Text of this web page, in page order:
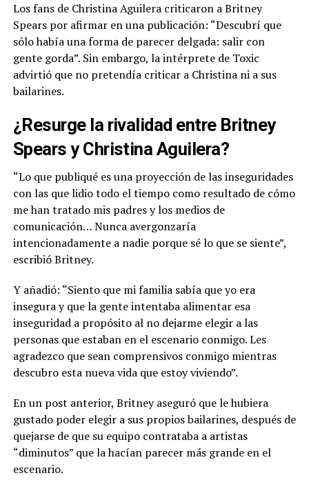
Los fans de Christina Aguilera criticaron a Britney
Spears por afirmar en una publicación: “Descubrí que
sólo había una forma de parecer delgada: salir con
gente gorda”. Sin embargo, la intérprete de Toxic
advirtió que no pretendía criticar a Christina ni a sus
bailarines.
¿Resurge la rivalidad entre Britney
Spears y Christina Aguilera?
“Lo que publiqué es una proyección de las inseguridades
con las que lidio todo el tiempo como resultado de cómo
me han tratado mis padres y los medios de
comunicación… Nunca avergonzaría
intencionadamente a nadie porque sé lo que se siente”,
escribió Britney.
Y añadió: “Siento que mi familia sabía que yo era
insegura y que la gente intentaba alimentar esa
inseguridad a propósito al no dejarme elegir a las
personas que estaban en el escenario conmigo. Les
agradezco que sean comprensivos conmigo mientras
descubro esta nueva vida que estoy viviendo”.
En un post anterior, Britney aseguró que le hubiera
gustado poder elegir a sus propios bailarines, después de
quejarse de que su equipo contrataba a artistas
“diminutos” que la hacían parecer más grande en el
escenario.